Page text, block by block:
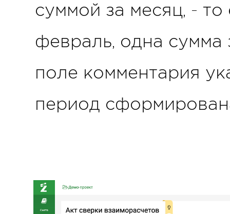
суммой за месяц, - то
февраль, одна сумма
поле комментария
период